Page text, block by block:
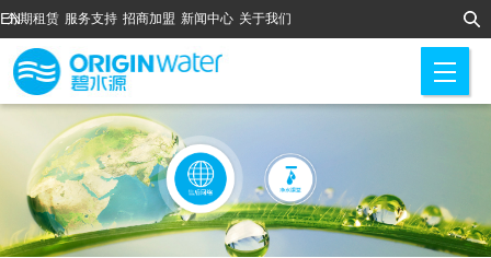
EN
分期租赁 服务支持 招商加盟 新闻中心 关于我们